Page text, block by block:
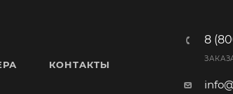
КОНТАКТЫ
8